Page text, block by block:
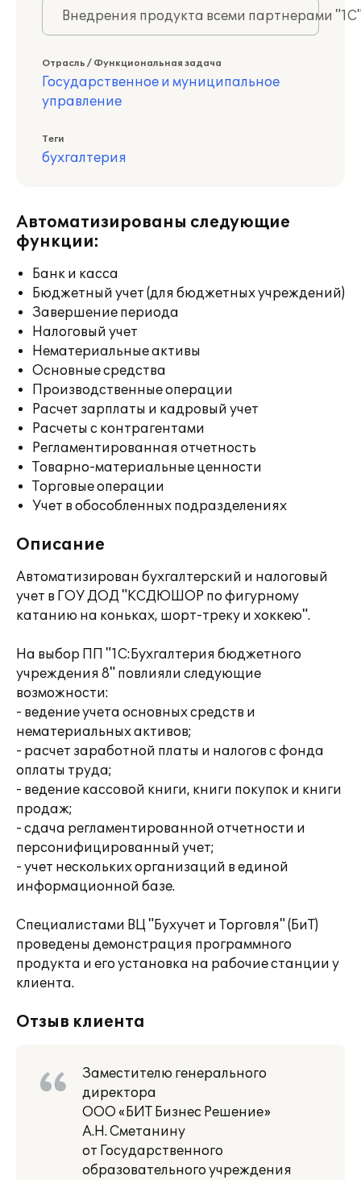
Внедрения продукта всеми партнерами
Отрасль / Функциональная задача
Государственное и муниципальное
управление
Теги
бухгалтерия
Автоматизированы следующие
функции:
Банк и касса
Бюджетный учет (для бюджетных учреждений)
Завершение периода
Налоговый учет
Нематериальные активы
Основные средства
Производственные операции
Расчет зарплаты и кадровый учет
Расчеты с контрагентами
Регламентированная отчетность
Товарно-материальные ценности
Торговые операции
Учет в обособленных подразделениях
Описание
Автоматизирован бухгалтерский и налоговый
учет в ГОУ ДОД "КСДЮШОР по фигурному
катанию на коньках, шорт-треку и хоккею".
На выбор ПП "1С:Бухгалтерия бюджетного
учреждения 8" повлияли следующие
возможности:
- ведение учета основных средств и
нематериальных активов;
- расчет заработной платы и налогов с фонда
оплаты труда;
- ведение кассовой книги, книги покупок и книги
продаж;
- сдача регламентированной отчетности и
персонифицированный учет;
- учет нескольких организаций в единой
информационной базе.
Специалистами ВЦ "Бухучет и Торговля" (БиТ)
проведены демонстрация программного
продукта и его установка на рабочие станции у
клиента.
Отзыв клиента
Заместителю генерального
директора
ООО «БИТ Бизнес Решение»
А.Н. Сметанину
от Государственного
образовательного учреждения